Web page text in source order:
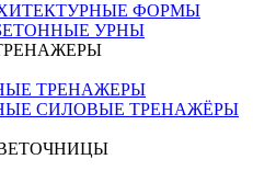
ФОРМЫ
УРНЫ
ТРЕНАЖЕРЫ
СИЛОВЫЕ ТРЕНАЖЁРЫ